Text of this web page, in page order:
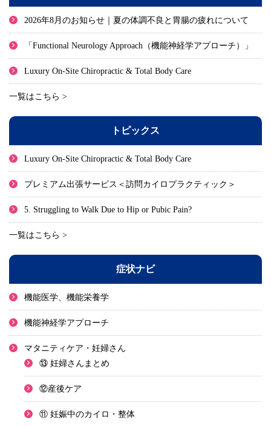
2026年8月のお知らせ｜夏の体調不良と胃腸の疲れについて
「Functional Neurology Approach（機能神経学アプローチ）」
Luxury On-Site Chiropractic & Total Body Care
一覧はこちら >
トピックス
Luxury On-Site Chiropractic & Total Body Care
プレミアム出張サービス＜訪問カイロプラクティック＞
5. Struggling to Walk Due to Hip or Pubic Pain?
一覧はこちら >
症状ナビ
機能医学、機能栄養学
機能神経学アプローチ
マタニティケア・妊婦さん
⑬ 妊婦さんまとめ
⑫産後ケア
⑪ 妊娠中のカイロ・整体